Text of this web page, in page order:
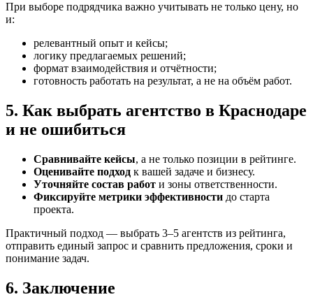
При выборе подрядчика важно учитывать не только цену, но
и:
релевантный опыт и кейсы;
логику предлагаемых решений;
формат взаимодействия и отчётности;
готовность работать на результат, а не на объём работ.
5. Как выбрать агентство в Краснодаре
и не ошибиться
Сравнивайте кейсы, а не только позиции в рейтинге.
Оценивайте подход к вашей задаче и бизнесу.
Уточняйте состав работ и зоны ответственности.
Фиксируйте метрики эффективности до старта
проекта.
Практичный подход — выбрать 3–5 агентств из рейтинга,
отправить единый запрос и сравнить предложения, сроки и
понимание задач.
6. Заключение